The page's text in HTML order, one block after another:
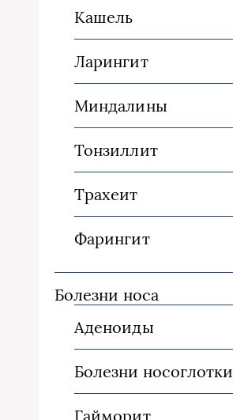
Кашель
Ларингит
Миндалины
Тонзиллит
Трахеит
Фарингит
Болезни носа
Аденоиды
Болезни носоглотки
Гайморит